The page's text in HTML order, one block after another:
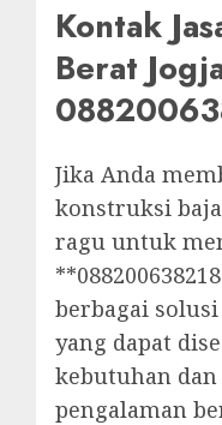
Kontak
Berat
Jika Anda
konstruksi
ragu untuk
berbagai
yang dapat
kebutuhan dan
pengalaman